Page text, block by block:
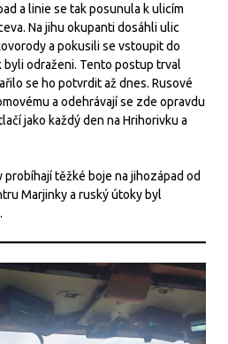
a linie se tak posunula k ulicím
Na jihu okupanti dosáhli ulic
a pokusili se vstoupit do
byli odraženi. Tento postup trval
se ho potvrdit až dnes. Rusové
a odehrávají se zde opravdu
jako každý den na Hrihorivku a
probíhají těžké boje na jihozápad od
Marjinky a ruský útoky byl